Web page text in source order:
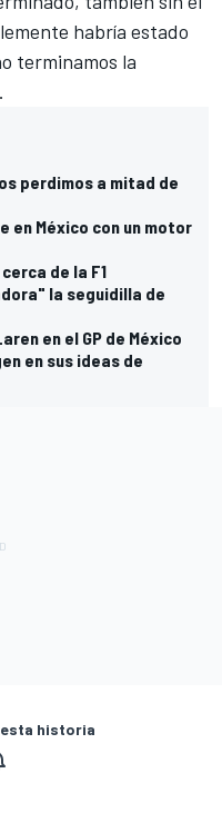
habría estado
terminamos la
perdimos a mitad de
en México con un motor
de la F1
la seguidilla de
en el GP de México
en sus ideas de
historia